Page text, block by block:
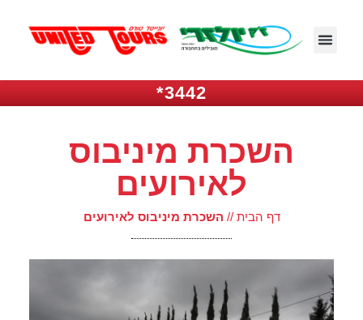
3442*
השכרת מיניבוס
לאירועים
דף הבית // השכרת מיניבוס לאירועים